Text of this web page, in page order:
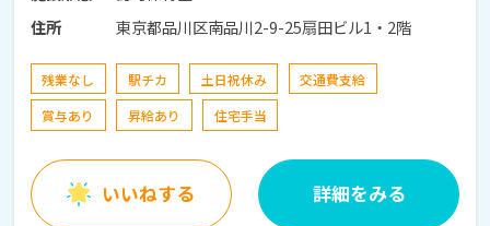
住所
東京都品川区南品川2-9-25扇田ビル1・2階
残業なし 駅チカ 土日祝休み
交通費支給
賞与あり
昇給あり 住宅手当
いいねする 詳細をみる